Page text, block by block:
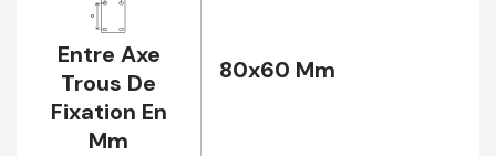
Entre Axe
Trous De
Fixation En
Mm
80x60 Mm